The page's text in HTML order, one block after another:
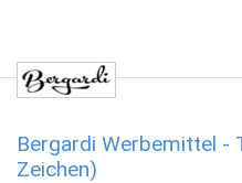
Bergardi Werbemittel -
Zeichen)